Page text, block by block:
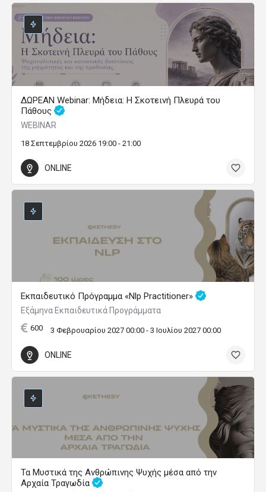
ΔΩΡΕΑΝ Webinar: Μήδεια: Η Σκοτεινή Πλευρά του
Πάθους
WEBINAR
18 Σεπτεμβρίου 2026 19:00 - 21:00
ONLINE
Εκπαιδευτικό Πρόγραμμα «Nlp Practitioner»
Εξάμηνα Εκπαιδευτικά Προγράμματα
600 3 Φεβρουαρίου 2027 00:00 - 3 Ιουλίου 2027 00:00
ONLINE
Τα Μυστικά της Ανθρώπινης Ψυχής μέσα από την
Αρχαία Τραγωδία